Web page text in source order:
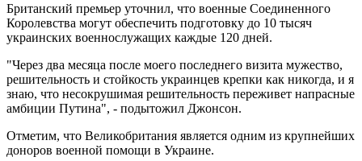
Британский премьер уточнил, что военные Соединенного
Королевства могут обеспечить подготовку до 10 тысяч
украинских военнослужащих каждые 120 дней.
"Через два месяца после моего последнего визита мужество,
решительность и стойкость украинцев крепки как никогда, и я
знаю, что несокрушимая решительность переживет напрасные
амбиции Путина", - подытожил Джонсон.
Отметим, что Великобритания является одним из крупнейших
доноров военной помощи в Украине.